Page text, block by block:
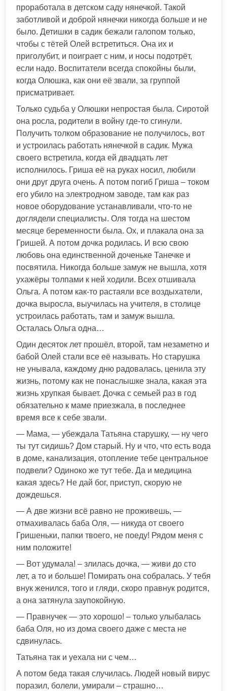
проработала в детском саду нянечкой. Такой
заботливой и доброй нянечки никогда больше и не
было. Детишки в садик бежали галопом только,
чтобы с тётей Олей встретиться. Она их и
приголубит, и поиграет с ним, и носы подотрёт,
если надо. Воспитатели всегда спокойны были,
когда Олюшка, как они её звали, за группой
присматривает.
Только судьба у Олюшки непростая была. Сиротой
она росла, родители в войну где-то сгинули.
Получить толком образование не получилось, вот
и устроилась работать нянечкой в садик. Мужа
своего встретила, когда ей двадцать лет
исполнилось. Гриша её на руках носил, любили
они друг друга очень. А потом погиб Гриша – током
его убило на электродном заводе, там как раз
новое оборудование устанавливали, что-то не
доглядели специалисты. Оля тогда на шестом
месяце беременности была. Ох, и плакала она за
Гришей. А потом дочка родилась. И всю свою
любовь она единственной доченьке Танечке и
посвятила. Никогда больше замуж не вышла, хотя
ухажёры толпами к ней ходили. Всех отшивала
Ольга. А потом как-то растаяли все воздыхатели,
дочка выросла, выучилась на учителя, в столице
устроилась работать, там и замуж вышла.
Осталась Ольга одна…
Один десяток лет прошёл, второй, там незаметно и
бабой Олей стали все её называть. Но старушка
не унывала, каждому дню радовалась, ценила эту
жизнь, потому как не понаслышке знала, какая эта
жизнь хрупкая бывает. Дочка с семьей раз в год
обязательно к маме приезжала, в последнее
время все к себе звали.
— Мама, — убеждала Татьяна старушку, — ну чего
ты тут сидишь? Дом старый. Ну и что, что есть вода
в доме, канализация, отопление тебе центральное
подвели? Одиноко же тут тебе. Да и медицина
какая здесь? Не дай бог, приступ, скорую не
дождешься.
— А две жизни всё равно не проживешь, —
отмахивалась баба Оля, — никуда от своего
Гришеньки, папки твоего, не поеду! Рядом меня с
ним положите!
— Вот удумала! – злилась дочка, — живи до сто
лет, а то и больше! Помирать она собралась. У тебя
внук женился, того и гляди, скоро правнук родится,
а она затянула заупокойную.
— Правнучек — это хорошо! – только улыбалась
баба Оля, но из дома своего даже с места не
сдвинулась.
Татьяна так и уехала ни с чем…
А потом беда такая случилась. Людей новый вирус
поразил, болели, умирали – страшно…